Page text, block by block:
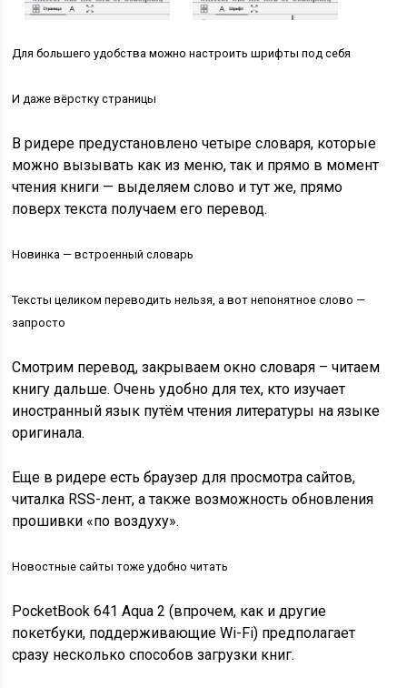
Для большего удобства можно настроить шрифты под себя
И даже вёрстку страницы
В ридере предустановлено четыре словаря, которые
можно вызывать как из меню, так и прямо в момент
чтения книги — выделяем слово и тут же, прямо
поверх текста получаем его перевод.
Новинка — встроенный словарь
Тексты целиком переводить нельзя, а вот непонятное слово —
запросто
Смотрим перевод, закрываем окно словаря – читаем
книгу дальше. Очень удобно для тех, кто изучает
иностранный язык путём чтения литературы на языке
оригинала.
Еще в ридере есть браузер для просмотра сайтов,
читалка RSS-лент, а также возможность обновления
прошивки «по воздуху».
Новостные сайты тоже удобно читать
PocketBook 641 Aqua 2 (впрочем, как и другие
покетбуки, поддерживающие Wi-Fi) предполагает
сразу несколько способов загрузки книг.